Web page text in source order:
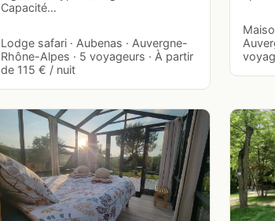
Capacité…
Lodge safari · Aubenas · Auvergne-
Rhône-Alpes · 5 voyageurs · À partir
de 115 € / nuit